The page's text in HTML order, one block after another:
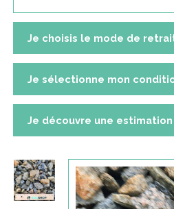
Je choisis le mode de
Je sélectionne mon
Je découvre une